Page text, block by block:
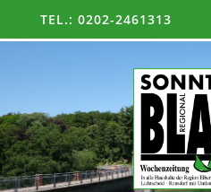
TEL.: 0202-2461313